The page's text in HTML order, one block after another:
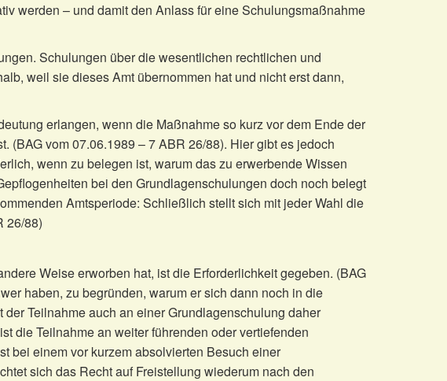
werden – und damit den Anlass für eine Schulungsmaßnahme
Schulungen über die wesentlichen rechtlichen und
weil sie dieses Amt übernommen hat und nicht erst dann,
erlangen, wenn die Maßnahme so kurz vor dem Ende der
(BAG vom 07.06.1989 – 7 ABR 26/88). Hier gibt es jedoch
wenn zu belegen ist, warum das zu erwerbende Wissen
bei den Grundlagenschulungen doch noch belegt
Amtsperiode: Schließlich stellt sich mit jeder Wahl die
26/88)
Weise erworben hat, ist die Erforderlichkeit gegeben. (BAG
haben, zu begründen, warum er sich dann noch in die
Teilnahme auch an einer Grundlagenschulung daher
die Teilnahme an weiter führenden oder vertiefenden
bei einem vor kurzem absolvierten Besuch einer
sich das Recht auf Freistellung wiederum nach den